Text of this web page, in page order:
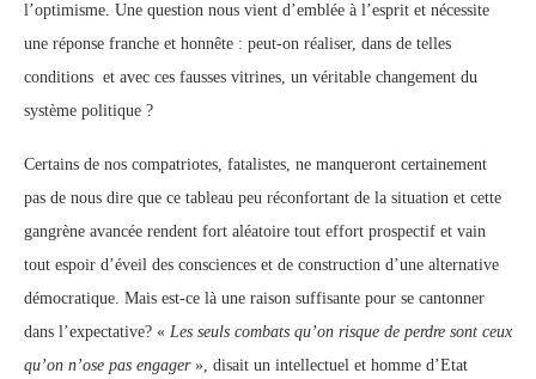
l’optimisme. Une question nous vient d’emblée à l’esprit et nécessite
une réponse franche et honnête : peut-on réaliser, dans de telles
conditions et avec ces fausses vitrines, un véritable changement du
système politique ?
Certains de nos compatriotes, fatalistes, ne manqueront certainement
pas de nous dire que ce tableau peu réconfortant de la situation et cette
gangrène avancée rendent fort aléatoire tout effort prospectif et vain
tout espoir d’éveil des consciences et de construction d’une alternative
démocratique. Mais est-ce là une raison suffisante pour se cantonner
dans l’expectative? « Les seuls combats qu’on risque de perdre sont ceux
qu’on n’ose pas engager», disait un intellectuel et homme d’Etat